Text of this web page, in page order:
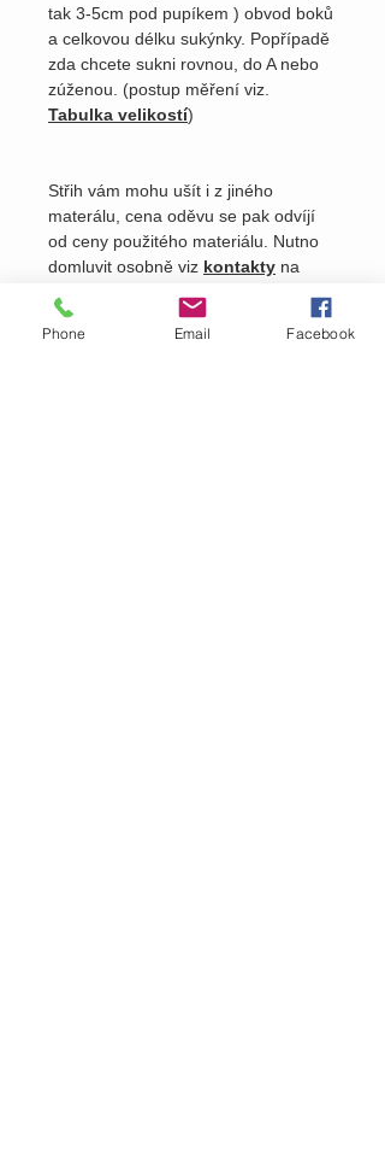
tak 3-5cm pod pupíkem ) obvod boků
a celkovou délku sukýnky. Popřípadě
zda chcete sukni rovnou, do A nebo
zúženou. (postup měření viz.
Tabulka velikostí)
Střih vám mohu ušít i z jiného
materálu, cena oděvu se pak odvíjí
od ceny použitého materiálu. Nutno
domluvit osobně viz kontakty na
našem webu.
Phone Email Facebook